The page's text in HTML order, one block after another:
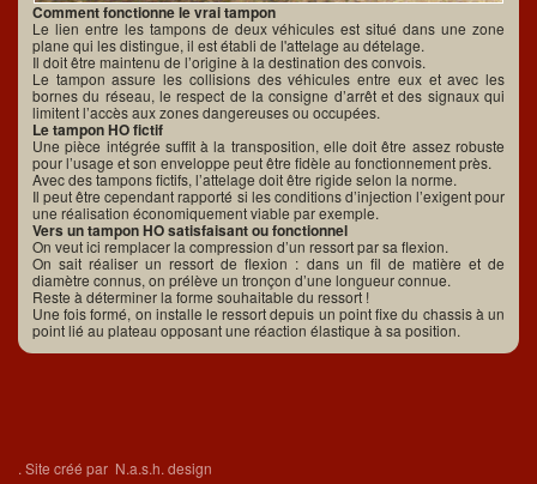
Comment fonctionne le vrai tampon
Le lien entre les tampons de deux véhicules est situé dans une zone
plane qui les distingue, il est établi de l'attelage au dételage.
Il doit être maintenu de l’origine à la destination des convois.
Le tampon assure les collisions des véhicules entre eux et avec les
bornes du réseau, le respect de la consigne d’arrêt et des signaux qui
limitent l’accès aux zones dangereuses ou occupées.
Le tampon HO fictif
Une pièce intégrée suffit à la transposition, elle doit être assez robuste
pour l’usage et son enveloppe peut être fidèle au fonctionnement près.
Avec des tampons fictifs, l’attelage doit être rigide selon la norme.
Il peut être cependant rapporté si les conditions d’injection l’exigent pour
une réalisation économiquement viable par exemple.
Vers un tampon HO satisfaisant ou fonctionnel
On veut ici remplacer la compression d’un ressort par sa flexion.
On sait réaliser un ressort de flexion : dans un fil de matière et de
diamètre connus, on prélève un tronçon d’une longueur connue.
Reste à déterminer la forme souhaitable du ressort !
Une fois formé, on installe le ressort depuis un point fixe du chassis à un
point lié au plateau opposant une réaction élastique à sa position.
. Site créé par N.a.s.h. design